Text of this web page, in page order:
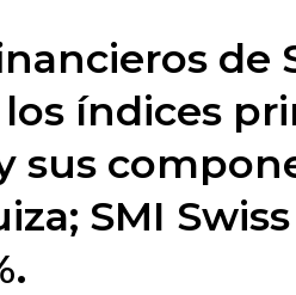
de
índices
sus
SMI Swiss